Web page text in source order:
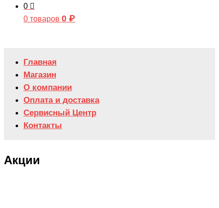
0
0 товаров 0 ₽
Главная
Магазин
О компании
Оплата и доставка
Сервисный Центр
Контакты
Акции